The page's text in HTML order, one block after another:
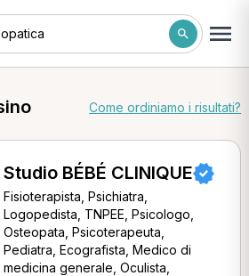
Come ordiniamo i risultati?
Studio BÉBÉ CLINIQUE
Fisioterapista, Psichiatra,
Logopedista, TNPEE, Psicologo,
Osteopata, Psicoterapeuta,
Pediatra, Ecografista, Medico di
medicina generale, Oculista,